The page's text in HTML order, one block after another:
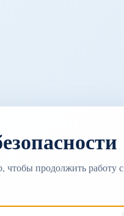
чтобы продолжить работу с